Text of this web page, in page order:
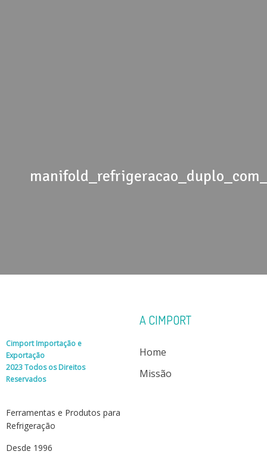
Cimport Importação e
Exportação
2023 Todos os Direitos
Reservados
Ferramentas e Produtos para
Refrigeração
Desde 1996
A CIMPORT
Home
Missão